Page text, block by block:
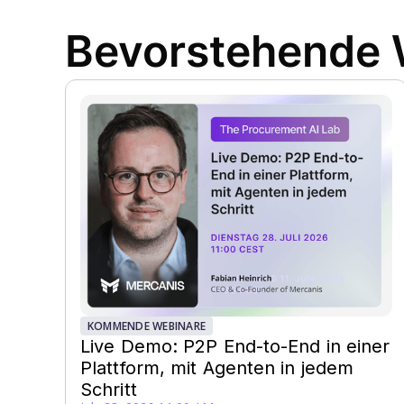
Bevorstehende
KOMMENDE WEBINARE
Live Demo: P2P End-to-End in einer
Plattform, mit Agenten in jedem
Schritt